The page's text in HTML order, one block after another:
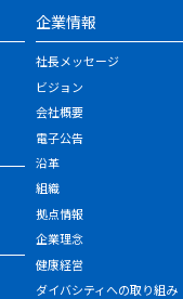
企業情報
社長メッセージ
ビジョン
会社概要
電子公告
沿革
組織
拠点情報
企業理念
健康経営
ダイバシティへの取り組み